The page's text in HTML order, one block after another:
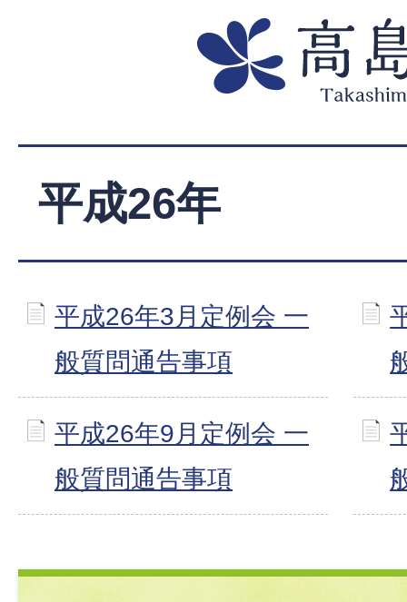
平成26年
平成26年3月定例会 一
般質問通告事項
平成26年9月定例会 一
般質問通告事項